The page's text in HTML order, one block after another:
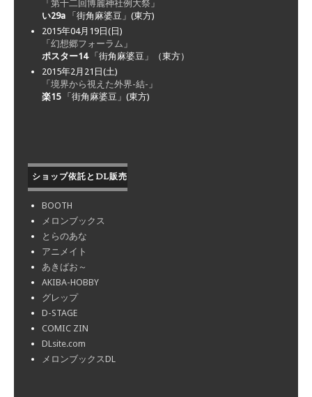
「 第十二回博麗神社例大祭 」
い29a 「街角麻婆豆」(東方)
2015年04月19日(日)
「 幻想郷フォーラム 」
ポスター14「街角麻婆豆」（東方）
2015年2月21日(土)
「 境界から視えた外界-結- 」
楽15「街角麻婆豆」(東方)
ショップ依託とDL販売
BOOTH
メロンブックス
とらのあな
アニメイト
あきばお～
AKIBA-HOBBY
グレップ
D-STAGE
COMIC ZIN
DLsite.com
メロンブックスDL